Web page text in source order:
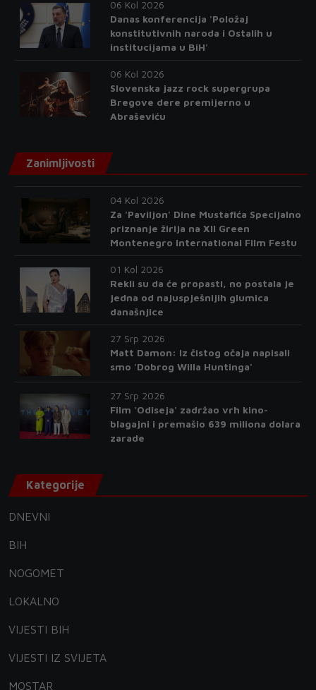
06 Kol 2026
Danas konferencija 'Položaj
konstitutivnih naroda i Ostalih u
institucijama u BiH'
06 Kol 2026
Slovenska jazz rock supergrupa
Bregove dere premijerno u
Abraševiću
Zanimljivosti
04 Kol 2026
Za 'Paviljon' Dine Mustafića Specijalno
priznanje žirija na XII Green
Montenegro International Film Festu
01 Kol 2026
Rekli su da će propasti, no postala je
jedna od najuspješnijih glumica
današnjice
27 Srp 2026
Matt Damon: Iz čistog očaja napisali
smo 'Dobrog Willa Huntinga'
27 Srp 2026
Film 'Odiseja' zadržao vrh kino-
blagajni i premašio 639 miliona dolara
zarade
Kategorije
DNEVNI
BIH
NOGOMET
LOKALNO
VIJESTI BIH
VIJESTI IZ SVIJETA
MOSTAR